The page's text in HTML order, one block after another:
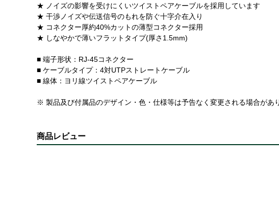
★ ノイズの影響を受けにくいツイストペアケーブルを採用しています
★ 干渉ノイズや伝送信号のもれを防ぐ十字介在入り
★ コネクター厚約40%カットの薄型コネクター採用
★ しなやかで薄いフラットタイプ(厚さ1.5mm)
■ 端子形状：RJ-45コネクター
■ ケーブルタイプ：4対UTPストレートケーブル
■ 線体：ヨリ線ツイストペアケーブル
※ 製品及び付属品のデザイン・色・仕様等は予告なく変更される場合があ
商品レビュー